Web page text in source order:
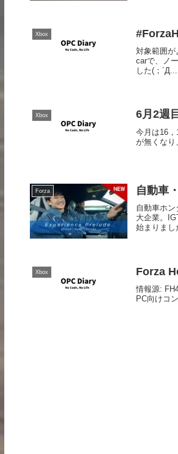
Xbox
対象範囲が
carで、ノ
した(；´Д...
Xbox 6月2週
今月は16
が無くなり
Forza 自動車
自動車ホ
大企業。
始まりまし
Xbox Forza
情報源:
PC向けコ